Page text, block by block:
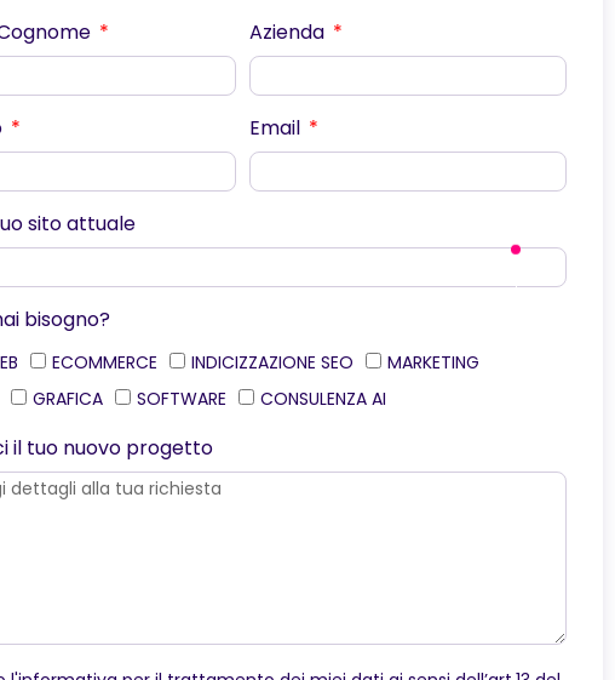
Azienda
Email
sito attuale
bisogno?
ECOMMERCE INDICIZZAZIONE SEO
MARKETING
GRAFICA SOFTWARE CONSULENZA AI
il tuo nuovo progetto